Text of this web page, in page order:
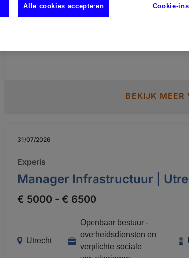
Schiedam IT Permanent
Je bent van A tot Z verantwoordelijk voor het
bent verantwoordelijk voor het bijhouden van
en afgeleverde kwaliteit van de projecten; Je staat in nauw contact met de
BEKIJK MEER
31/07/2026
Experis
Manager Infrastructuur |
€ 5000 - € 6500
Utrecht
Openbaar bestuur -
overheidsdiensten en
verplichte sociale
Cookie-
Alle cookies accepteren